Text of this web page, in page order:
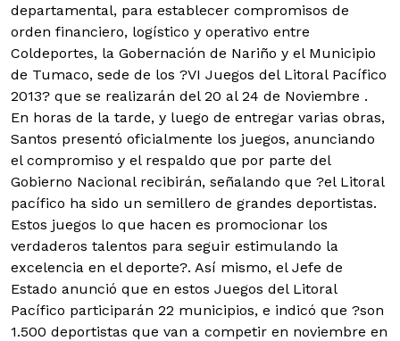
departamental, para establecer compromisos de
orden financiero, logístico y operativo entre
Coldeportes, la Gobernación de Nariño y el Municipio
de Tumaco, sede de los ?VI Juegos del Litoral Pacífico
2013? que se realizarán del 20 al 24 de Noviembre .
En horas de la tarde, y luego de entregar varias obras,
Santos presentó oficialmente los juegos, anunciando
el compromiso y el respaldo que por parte del
Gobierno Nacional recibirán, señalando que ?el Litoral
pacífico ha sido un semillero de grandes deportistas.
Estos juegos lo que hacen es promocionar los
verdaderos talentos para seguir estimulando la
excelencia en el deporte?. Así mismo, el Jefe de
Estado anunció que en estos Juegos del Litoral
Pacífico participarán 22 municipios, e indicó que ?son
1.500 deportistas que van a competir en noviembre en